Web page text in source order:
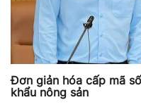
Đơn giản hóa cấp mã
khẩu nông sản